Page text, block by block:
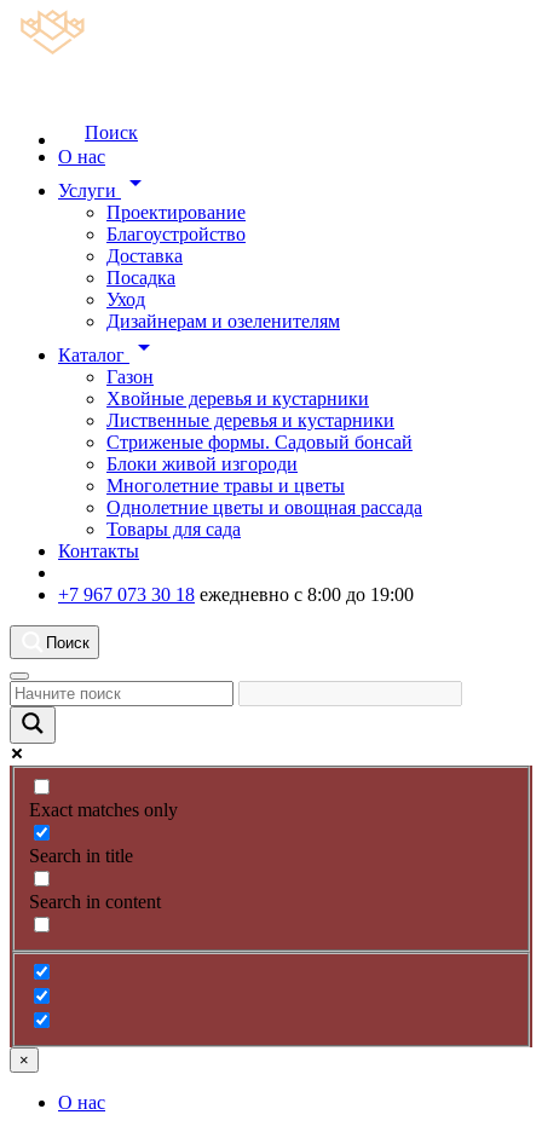
Поиск
О нас
Услуги
arrow_drop_down
Проектирование
Благоустройство
Доставка
Посадка
Уход
Дизайнерам и озеленителям
Каталог
arrow_drop_down
Газон
Хвойные деревья и кустарники
Лиственные деревья и кустарники
Стриженые формы. Садовый бонсай
Блоки живой изгороди
Многолетние травы и цветы
Однолетние цветы и овощная рассада
Товары для сада
Контакты
+7 967 073 30 18 ежедневно с 8:00 до 19:00
Поиск
Exact matches only
Search in title
Search in content
×
О нас